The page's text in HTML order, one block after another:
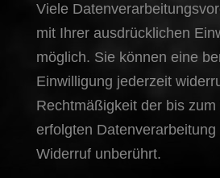
Viele
mit Ihrer ausdrücklichen
möglich. Sie können eine
Einwilligung jederzeit
Rechtmäßigkeit der bis zum
erfolgten Datenverarbeitung
Widerruf unberührt.